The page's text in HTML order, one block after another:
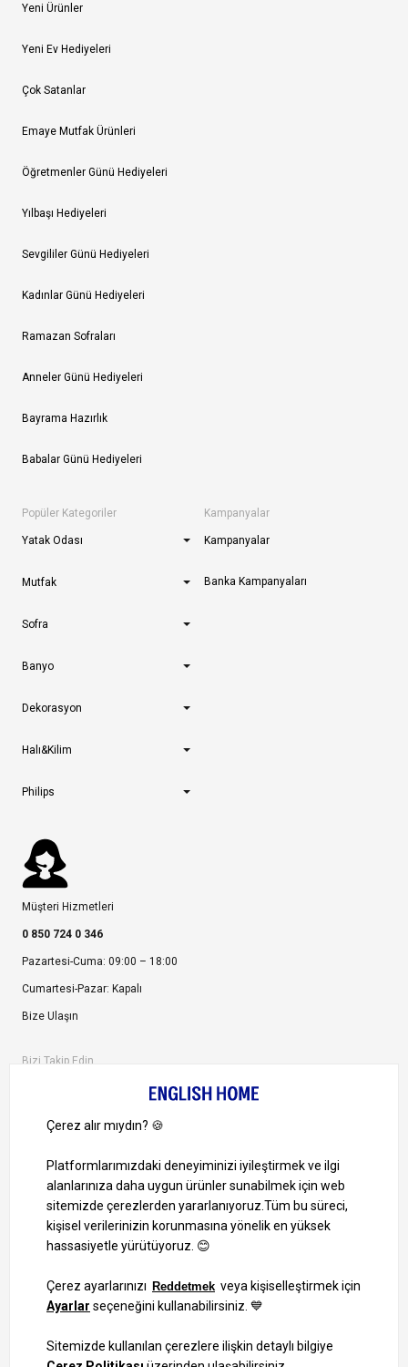
Yeni Ürünler
Yeni Ev Hediyeleri
Çok Satanlar
Emaye Mutfak Ürünleri
Öğretmenler Günü Hediyeleri
Yılbaşı Hediyeleri
Sevgililer Günü Hediyeleri
Kadınlar Günü Hediyeleri
Ramazan Sofraları
Anneler Günü Hediyeleri
Bayrama Hazırlık
Babalar Günü Hediyeleri
Popüler Kategoriler
Yatak Odası
Mutfak
Sofra
Banyo
Dekorasyon
Halı&Kilim
Philips
Kampanyalar
Kampanyalar
Banka Kampanyaları
Müşteri Hizmetleri
0 850 724 0 346
Pazartesi-Cuma: 09:00 – 18:00
Cumartesi-Pazar: Kapalı
Bize Ulaşın
Bizi Takip Edin
1000 TL ve Üzeri Alışverişlerinizde Kargo Bedava!
Bilgi Toplum Hizmetleri
KVKK Veri İşleme Politikamız